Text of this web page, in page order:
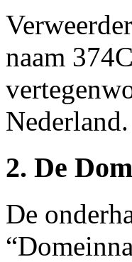
naam
Nederland.
2. De
De